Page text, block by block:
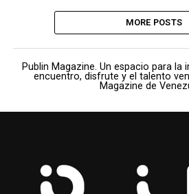
MORE POSTS
Publin Magazine. Un espacio para la
encuentro, disfrute y el talento
Magazine de